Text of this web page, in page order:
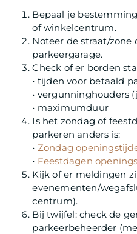
Bepaal je
of winkelcentrum.
Noteer de straat/zone
parkeergarage.
Check of er borden
• tijden voor betaald
• vergunninghouders
• maximumduur
Is het zondag of
parkeren anders is:
• Zondag
• Feestdagen
Kijk of er meldingen
evenementen/
centrum).
Bij twijfel: check de
parkeerbeheerder